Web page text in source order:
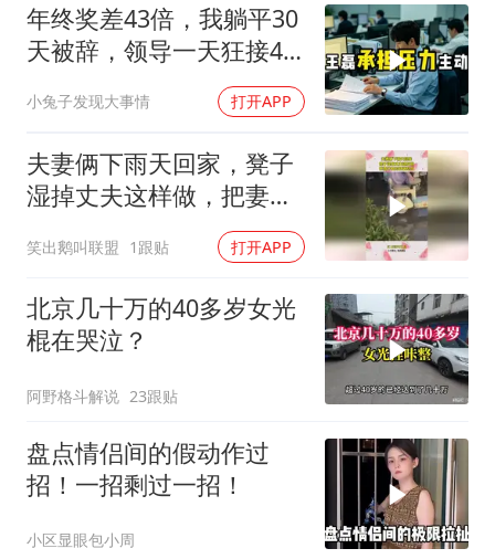
年终奖差43倍，我躺平30
天被辞，领导一天狂接47
小兔子发现大事情 打开APP
夫妻俩下雨天回家，凳子
湿掉丈夫这样做，把妻子
笑出鹅叫联盟 1跟贴 打开APP
北京几十万的40多岁女光
棍在哭泣？
阿野格斗解说 23跟贴
盘点情侣间的假动作过
招！一招剩过一招！
小区显眼包小周